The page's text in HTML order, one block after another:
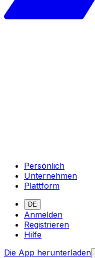
Persönlich
Unternehmen
Plattform
DE
Anmelden
Registrieren
Hilfe
Die App herunterladen